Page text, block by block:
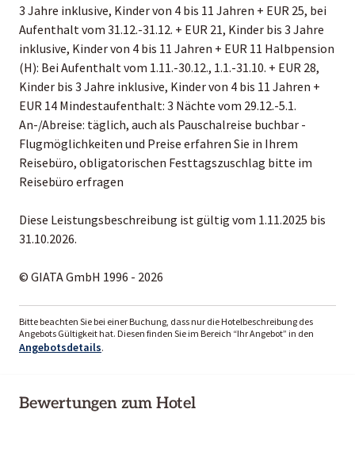
3 Jahre inklusive, Kinder von 4 bis 11 Jahren + EUR 25, bei
Aufenthalt vom 31.12.-31.12. + EUR 21, Kinder bis 3 Jahre
inklusive, Kinder von 4 bis 11 Jahren + EUR 11 Halbpension
(H): Bei Aufenthalt vom 1.11.-30.12., 1.1.-31.10. + EUR 28,
Kinder bis 3 Jahre inklusive, Kinder von 4 bis 11 Jahren +
EUR 14 Mindestaufenthalt: 3 Nächte vom 29.12.-5.1.
An-/Abreise: täglich, auch als Pauschalreise buchbar -
Flugmöglichkeiten und Preise erfahren Sie in Ihrem
Reisebüro, obligatorischen Festtagszuschlag bitte im
Reisebüro erfragen
Diese Leistungsbeschreibung ist gültig vom 1.11.2025 bis
31.10.2026.
© GIATA GmbH 1996 - 2026
Bitte beachten Sie bei einer Buchung, dass nur die Hotelbeschreibung des
Angebots Gültigkeit hat. Diesen finden Sie im Bereich “Ihr Angebot” in den
Angebotsdetails.
Bewertungen zum Hotel